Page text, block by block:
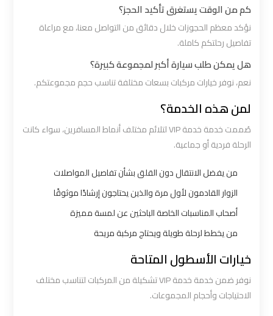
كم من الوقت يستغرق تأكيد الحجز؟
نؤكد معظم الحجوزات خلال دقائق من التواصل معنا، مع مراعاة
تفاصيل رحلتكم كاملة.
هل يمكن طلب سيارة أكبر لمجموعة كبيرة؟
نعم، نوفر خيارات مركبات بسعات مختلفة تناسب حجم مجموعتكم.
لمن هذه الخدمة؟
صُممت خدمة خدمة VIP لتلائم مختلف أنماط المسافرين، سواء كانت
الرحلة فردية أو جماعية.
من يفضل الانتقال دون القلق بشأن تفاصيل المواصلات
الزوار القادمون لأول مرة والذين يحتاجون إرشادًا موثوقًا
أصحاب المناسبات الخاصة الباحثين عن لمسة مميزة
من يخطط لرحلة طويلة ويحتاج مركبة مريحة
خيارات الأسطول المتاحة
نوفر ضمن خدمة خدمة VIP تشكيلة من المركبات لتناسب مختلف
الاحتياجات وأحجام المجموعات.
ليموزين
القاهرة
الساخن
ليموزين
اسكندرية
العرب